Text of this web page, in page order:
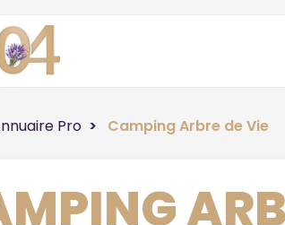
Pro Camping Arbre de Vie